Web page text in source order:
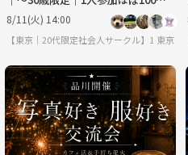
｜友達作り
8/11(火) 14:00
【東京｜20代限定社会人サークル】1人参加
東京